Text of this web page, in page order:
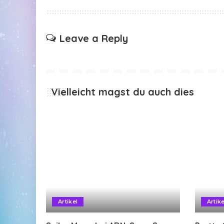
Leave a Reply
Vielleicht magst du auch dies
Artikel